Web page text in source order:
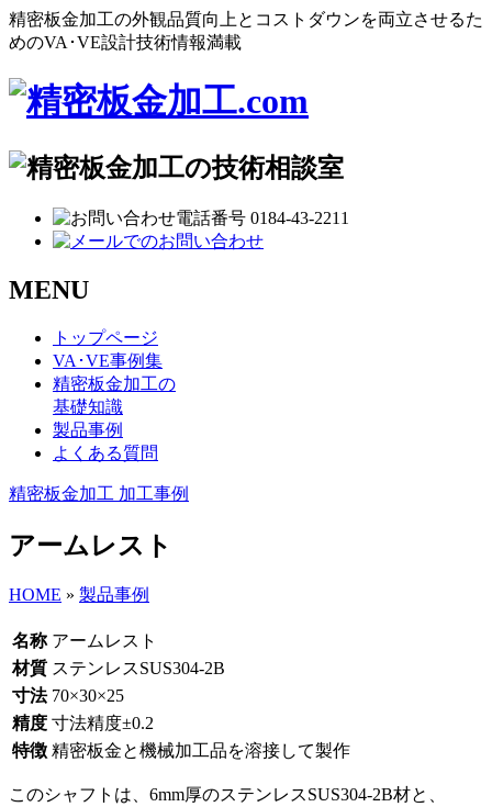
精密板金加工の外観品質向上とコストダウンを両立させるた
めのVA･VE設計技術情報満載
MENU
トップページ
VA･VE事例集
精密板金加工の
基礎知識
製品事例
よくある質問
精密板金加工 加工事例
アームレスト
HOME » 製品事例
名称 アームレスト
材質 ステンレスSUS304-2B
寸法 70×30×25
精度 寸法精度±0.2
特徴 精密板金と機械加工品を溶接して製作
このシャフトは、6mm厚のステンレスSUS304-2B材と、